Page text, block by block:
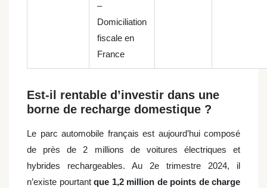
–
Domiciliation
fiscale en
France
Est-il rentable d’investir dans une
borne de recharge domestique ?
Le parc automobile français est aujourd’hui composé
de près de 2 millions de voitures électriques et
hybrides rechargeables. Au 2e trimestre 2024, il
n’existe pourtant que 1,2 million de points de charge